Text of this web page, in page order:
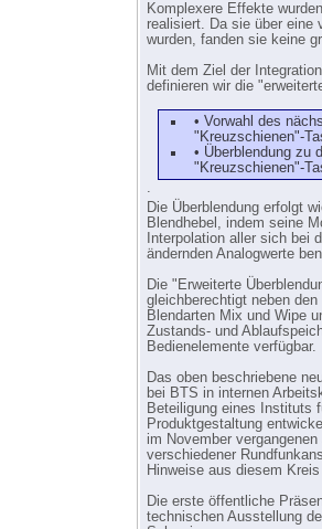
Komplexere Effekte
realisiert. Da sie über eine
wurden, fanden sie keine
Mit dem Ziel der
definieren wir die
• Vorwahl des
"Kreuzschienen"-
• Überblendung zu
"Kreuzschienen"-
.
Die Überblendung erfolgt
Blendhebel, indem seine
Interpolation aller sich bei
ändernden Analogwerte
Die "Erweiterte
gleichberechtigt neben
Blendarten Mix und Wipe
Zustands- und
Bedienelemente verfügbar.
Das oben beschriebene
bei BTS in internen
Beteiligung eines Instituts
Produktgestaltung
im November
verschiedener
Hinweise aus diesem
Die erste öffentliche
technischen Ausstellung